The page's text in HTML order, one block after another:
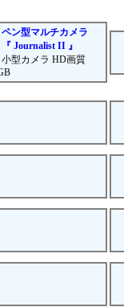
ペン型マルチカメラ
『 Journalist II 』
型カメラ HD画質